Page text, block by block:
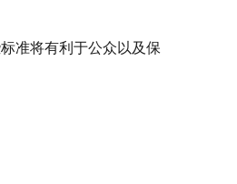
准将有利于公众以及保